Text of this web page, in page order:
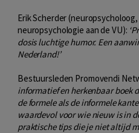
Erik Scherder
neuropsychologie aan de VU):
dosis luchtige humor. Een
Nederland!’
Bestuursleden Promovendi
informatief en herkenbaar boek
de formele als de informele
waardevol voor wie nieuw is in
praktische tips die je niet altijd